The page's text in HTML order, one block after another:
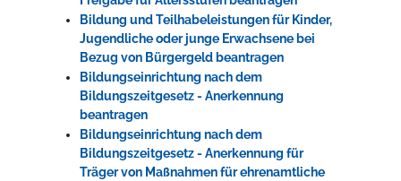
Bildung und Teilhabeleistungen für Kinder,
Jugendliche oder junge Erwachsene bei
Bezug von Bürgergeld beantragen
Bildungseinrichtung nach dem
Bildungszeitgesetz - Anerkennung
beantragen
Bildungseinrichtung nach dem
Bildungszeitgesetz - Anerkennung für
Träger von Maßnahmen für ehrenamtliche